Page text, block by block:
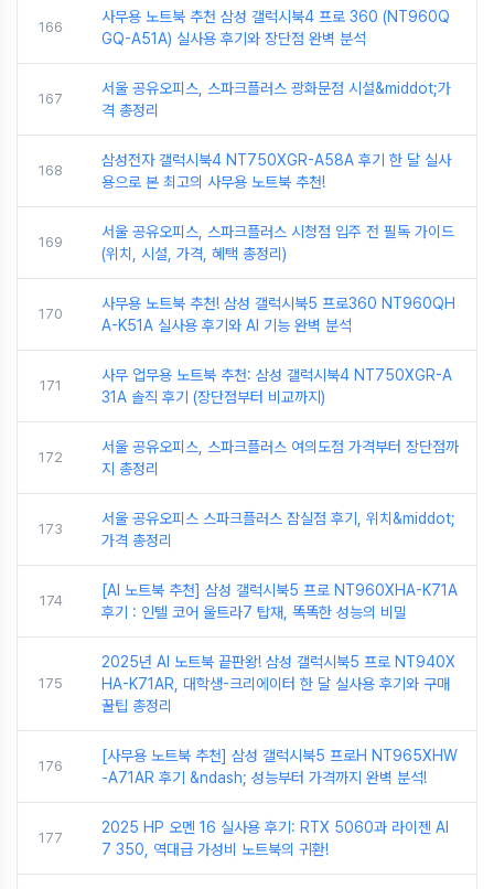
166
사무용 노트북 추천 삼성 갤럭시북4 프로 360 (NT960Q
GQ-A51A) 실사용 후기와 장단점 완벽 분석
167
서울 공유오피스, 스파크플러스 광화문점 시설&middot;가
격 총정리
168
삼성전자 갤럭시북4 NT750XGR-A58A 후기 한 달 실사
용으로 본 최고의 사무용 노트북 추천!
169
서울 공유오피스, 스파크플러스 시청점 입주 전 필독 가이드
(위치, 시설, 가격, 혜택 총정리)
170
사무용 노트북 추천! 삼성 갤럭시북5 프로360 NT960QH
A-K51A 실사용 후기와 AI 기능 완벽 분석
171
사무 업무용 노트북 추천: 삼성 갤럭시북4 NT750XGR-A
31A 솔직 후기 (장단점부터 비교까지)
172
서울 공유오피스, 스파크플러스 여의도점 가격부터 장단점까
지 총정리
173
서울 공유오피스 스파크플러스 잠실점 후기, 위치&middot;
가격 총정리
174
[AI 노트북 추천] 삼성 갤럭시북5 프로 NT960XHA-K71A
후기 : 인텔 코어 울트라7 탑재, 똑똑한 성능의 비밀
175
2025년 AI 노트북 끝판왕! 삼성 갤럭시북5 프로 NT940X
HA-K71AR, 대학생-크리에이터 한 달 실사용 후기와 구매
꿀팁 총정리
176
[사무용 노트북 추천] 삼성 갤럭시북5 프로H NT965XHW
-A71AR 후기 &ndash; 성능부터 가격까지 완벽 분석!
177
2025 HP 오멘 16 실사용 후기: RTX 5060과 라이젠 AI
7 350, 역대급 가성비 노트북의 귀환!